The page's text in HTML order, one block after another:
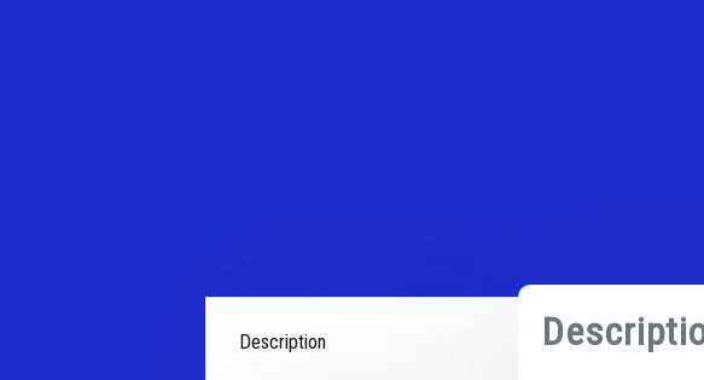
Description